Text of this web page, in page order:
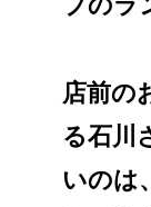
店前の
る石川
いのは